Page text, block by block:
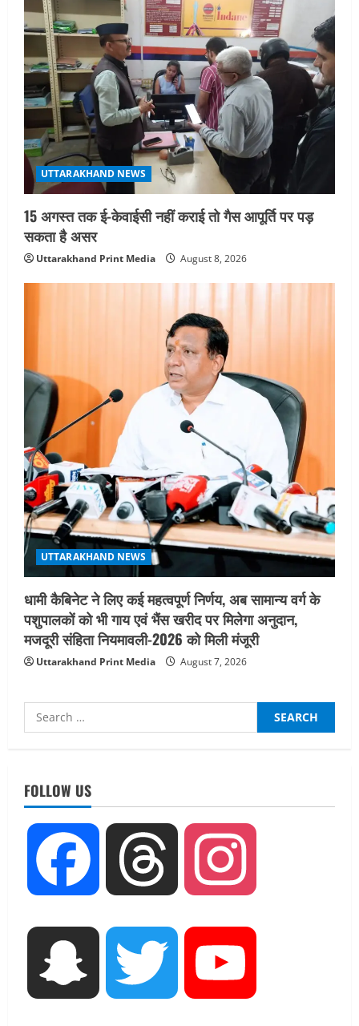
UTTARAKHAND NEWS
15 अगस्त तक ई-केवाईसी नहीं कराई तो गैस आपूर्ति पर पड़
सकता है असर
Uttarakhand Print Media August 8, 2026
UTTARAKHAND NEWS
धामी कैबिनेट ने लिए कई महत्वपूर्ण निर्णय, अब सामान्य वर्ग के
पशुपालकों को भी गाय एवं भैंस खरीद पर मिलेगा अनुदान,
मजदूरी संहिता नियमावली-2026 को मिली मंजूरी
Uttarakhand Print Media August 7, 2026
Search
for:
FOLLOW US
Facebook Threads
Snapchat Twitter
August 8, 2026
UTTARAKHAND NEWS
धामी कैबिनेट ने लिए कई महत्वपूर्ण निर्णय, अब
सामान्य वर्ग के पशुपालकों को भी गाय एवं भैंस
August 7, 2026
UTTARAKHAND NEWS
नाबार्ड ने राष्ट्रीय हथकरघा दिवस के अवसर पर
मुंबई में तीन दिवसीय प्रदर्शनी का आयोजन किया